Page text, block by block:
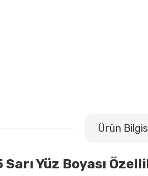
Ürün
Sarı Yüz Boyası